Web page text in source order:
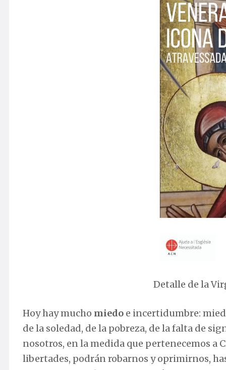
Detalle de la
Hoy hay mucho miedo e incertidumbre:
de la soledad, de la pobreza, de la falta de
nosotros, en la medida que pertenecemos a
libertades, podrán robarnos y oprimirnos,